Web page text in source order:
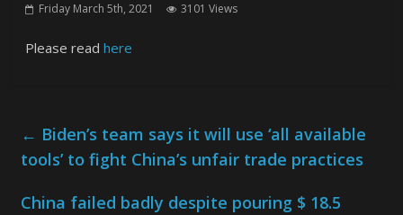
Friday March 5th, 2021 3101 Views
Please readhere
← Biden’s team says it will use ‘all available
tools’ to fight China’s unfair trade practices
China failed badly despite pouring $ 18.5